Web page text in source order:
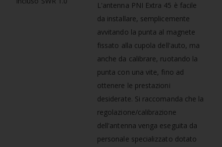
L'antenna PNI Extra 45 è facile
da installare, semplicemente
avvitando la punta al magnete
fissato alla cupola dell'auto, ma
anche da calibrare, ruotando la
punta con una vite, fino ad
ottenere le prestazioni
desiderate. Si raccomanda che la
regolazione/calibrazione
dell'antenna venga eseguita da
personale specializzato dotato